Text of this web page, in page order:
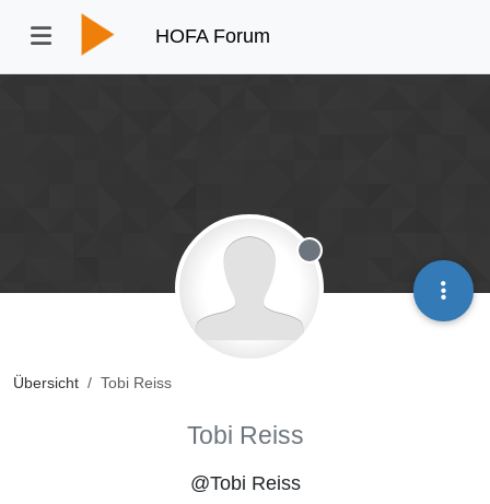
HOFA Forum
Übersicht Tobi Reiss
Offline
Tobi Reiss
@Tobi Reiss